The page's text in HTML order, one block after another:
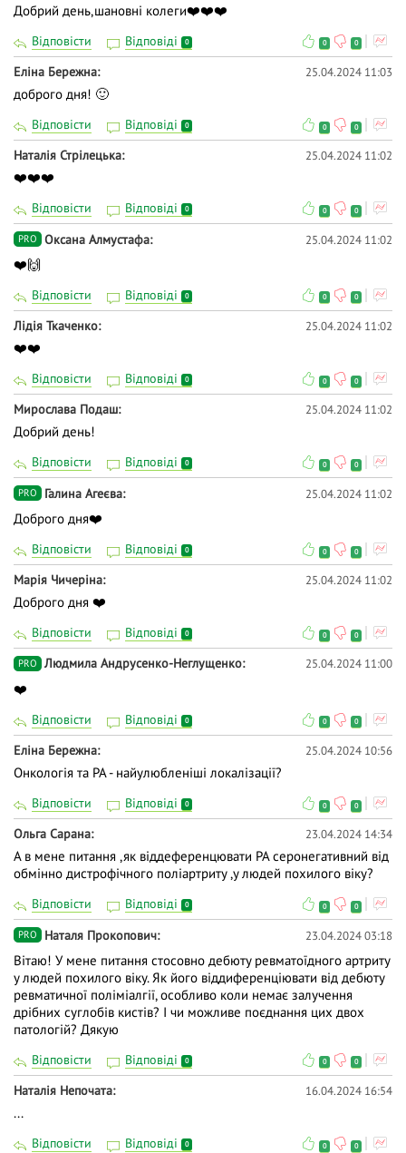
Добрий день,шановні колеги❤️❤️❤️
Відповісти Відповіді 0 0 0
Еліна Бережна 25.04.2024 11:03
доброго дня! 🙂
Відповісти Відповіді 0 0 0
Наталія Стрілецька 25.04.2024 11:02
❤️❤️❤️
Відповісти Відповіді 0 0 0
PRO Оксана Алмустафа 25.04.2024 11:02
❤️🙌
Відповісти Відповіді 0 0 0
Лідія Ткаченко 25.04.2024 11:02
❤️❤️
Відповісти Відповіді 0 0 0
Мирослава Подаш 25.04.2024 11:02
Добрий день!
Відповісти Відповіді 0 0 0
PRO Галина Агеєва 25.04.2024 11:02
Доброго дня❤️
Відповісти Відповіді 0 0 0
Марія Чичеріна 25.04.2024 11:02
Доброго дня ❤️
Відповісти Відповіді 0 0 0
PRO Людмила Андрусенко-Неглущенко 25.04.2024 11:00
❤️
Відповісти Відповіді 0 0 0
Еліна Бережна 25.04.2024 10:56
Онкологія та РА - найулюбленіші локалізації?
Відповісти Відповіді 0 0 0
Ольга Сарана 23.04.2024 14:34
А в мене питання ,як віддеференцювати РА серонегативний від
обмінно дистрофічного поліартриту ,у людей похилого віку?
Відповісти Відповіді 0 0 0
PRO Наталя Прокопович 23.04.2024 03:18
Вітаю! У мене питання стосовно дебюту ревматоїдного артриту
у людей похилого віку. Як його віддиференціювати від дебюту
ревматичної поліміалгії, особливо коли немає залучення
дрібних суглобів кистів? І чи можливе поєднання цих двох
патологій? Дякую
Відповісти Відповіді 0 0 0
Наталія Непочата 16.04.2024 16:54
...
Відповісти Відповіді 0 0 0